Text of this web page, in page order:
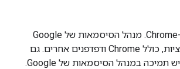
מנהל הסיסמאות של Google שומר, מספק ומסנכרן מפתחות גישה ב-Android וב-Chrome. מנהל הסיסמאות של Google
מופעל כברירת מחדל כספק של מפתחות גישה ב-Android, והוא זמין לכל האפליקציות, כולל Chrome ודפדפנים אחרים. גם